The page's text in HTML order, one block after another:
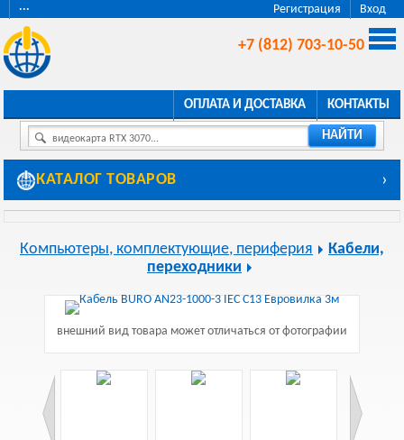
Регистрация Вход
···
+7 (812) 703-10-50
ОПЛАТА И ДОСТАВКА КОНТАКТЫ
видеокарта RTX 3070... НАЙТИ
КАТАЛОГ ТОВАРОВ ›
Компьютеры, комплектующие, периферия
Кабели,
переходники
внешний вид товара может отличаться от фотографии